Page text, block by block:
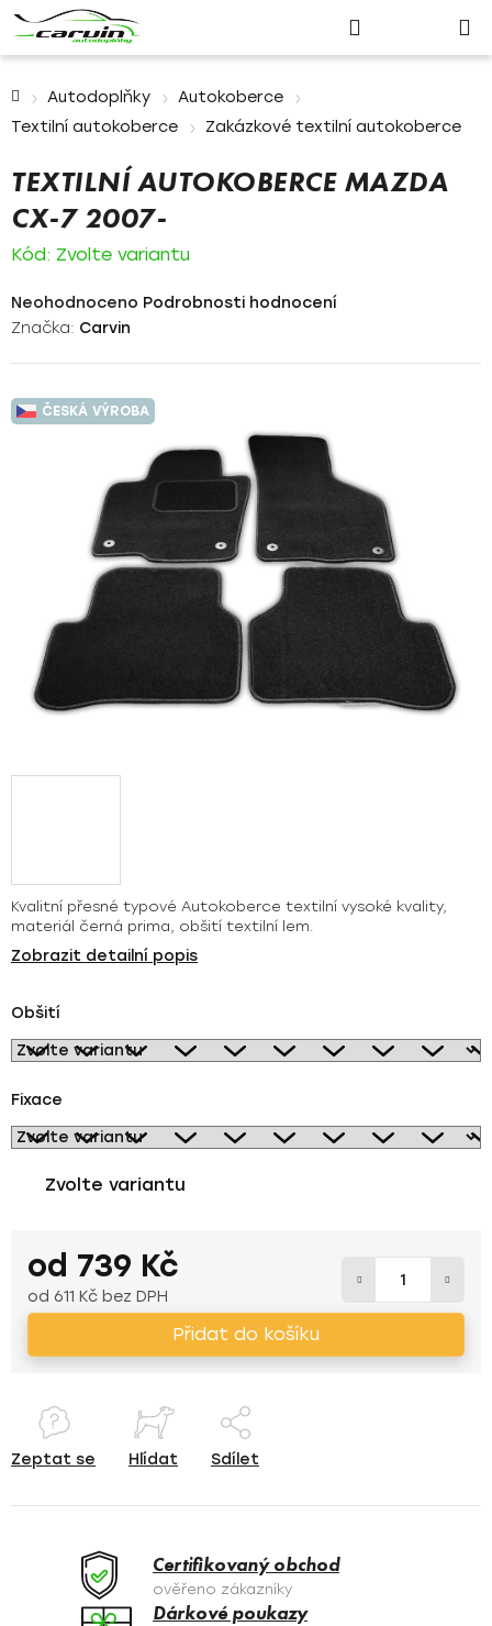
Přihlášení
košík
Autodoplňky
Autokoberce
Textilní autokoberce
Zakázkové textilní autokoberce
Kvalitní přesné typové Autokoberce textilní vysoké kvality,
materiál černá prima, obšití textilní lem.
Zobrazit detailní popis
Obšití
Fixace
Zvolte variantu
od 739 Kč
od 611 Kč bez DPH
Přidat do košíku
Zeptat se Hlídat Sdílet
TEXTILNÍ AUTOKOBERCE MAZDA
CX-7 2007-
Kód: Zvolte variantu
Průměrné
hodnocení
0,0
z
Neohodnoceno Podrobnosti hodnocení
Značka: Carvin
ČESKÁ VÝROBA
Certifikovaný obchod
ověřeno zákazníky
Dárkové poukazy